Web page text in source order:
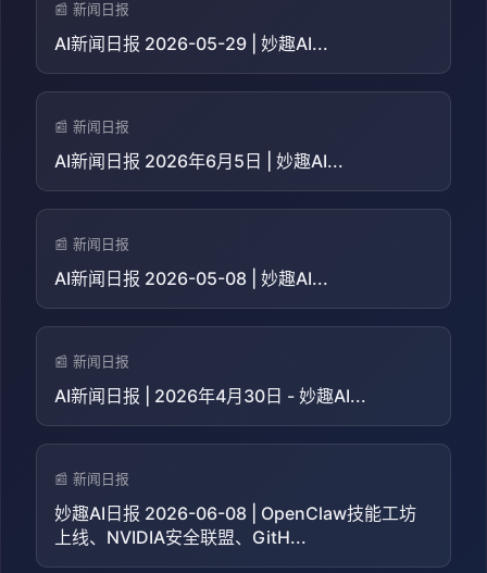
📰 新闻日报
AI新闻日报 2026-05-29 | 妙趣AI...
📰 新闻日报
AI新闻日报 2026年6月5日 | 妙趣AI...
📰 新闻日报
AI新闻日报 2026-05-08 | 妙趣AI...
📰 新闻日报
AI新闻日报 | 2026年4月30日 - 妙趣AI...
📰 新闻日报
妙趣AI日报 2026-06-08 | OpenClaw技能工坊
上线、NVIDIA安全联盟、GitH...